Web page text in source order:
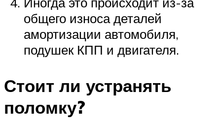
общего износа деталей
амортизации автомобиля,
подушек КПП и двигателя.
Стоит ли устранять
поломку?